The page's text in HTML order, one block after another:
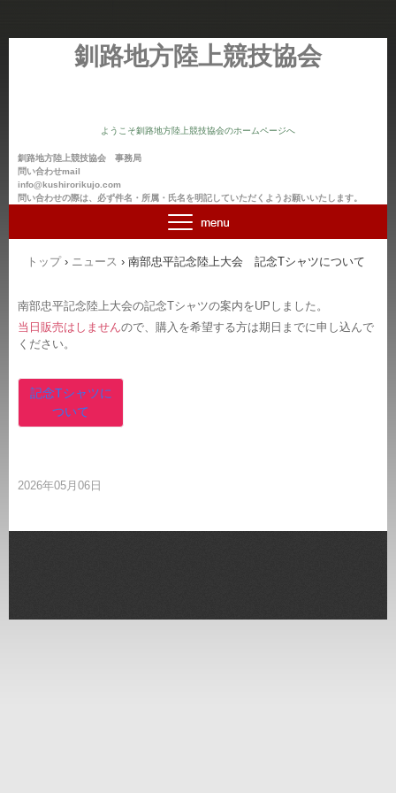
釧路地方陸上競技協会
ようこそ釧路地方陸上競技協会のホームページへ
釧路地方陸上競技協会 事務局
問い合わせmail
info@kushirorikujo.com
問い合わせの際は、必ず件名・所属・氏名を明記していただくようお願いいたします。
トップ › ニュース › 南部忠平記念陸上大会 記念Tシャツについて
南部忠平記念陸上大会の記念Tシャツの案内をUPしました。
当日販売はしませんので、購入を希望する方は期日までに申し込んで
ください。
記念Tシャツに
ついて
2026年05月06日